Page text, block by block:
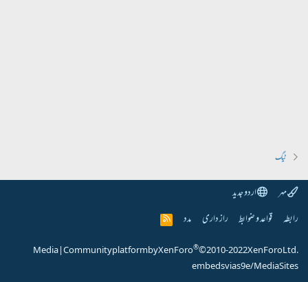
ٹیگ
مہر
اردو جدید
رابطہ قواعد و ضوابط راز داری مدد
R
S
Community platform by XenForo®© 2010-2022 XenForo Ltd.
|
Media
embeds via s9e/MediaSites